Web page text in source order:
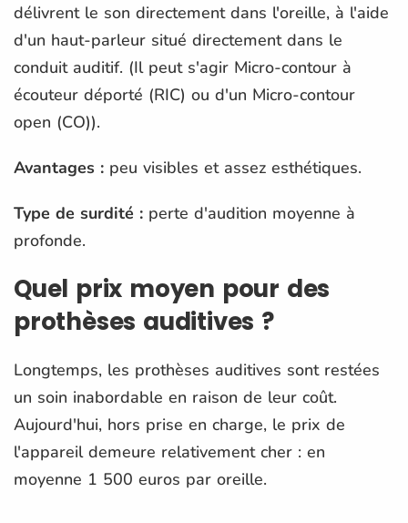
délivrent le son directement dans l'oreille, à l'aide
d'un haut-parleur situé directement dans le
conduit auditif. (Il peut s'agir Micro-contour à
écouteur déporté (RIC) ou d'un Micro-contour
open (CO)).
Avantages : peu visibles et assez esthétiques.
Type de surdité : perte d'audition moyenne à
profonde.
Quel prix moyen pour des
prothèses auditives ?
Longtemps, les prothèses auditives sont restées
un soin inabordable en raison de leur coût.
Aujourd'hui, hors prise en charge, le prix de
l'appareil demeure relativement cher : en
moyenne 1 500 euros par oreille.